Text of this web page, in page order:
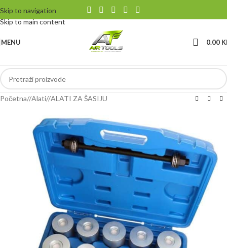
Skip to navigation
Skip to main content
MENU 0.00
Početna/ Alati/ ALATI ZA ŠASIJU